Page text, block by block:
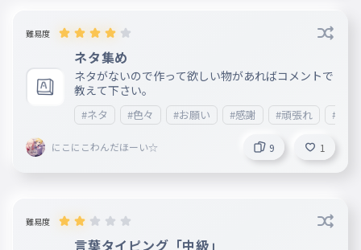
難易度
ネタ集め
ネタがないので作って欲しい物があればコメントで
教えて下さい。
#ネタ #色々 #お願い #感謝 #頑張れ #簡単
にこにこわんだほーい☆ 9 1
難易度
言葉タイピング「中級」